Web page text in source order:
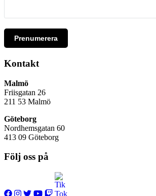
Prenumerera
Kontakt
Malmö
Friisgatan 26
211 53 Malmö
Göteborg
Nordhemsgatan 60
413 09 Göteborg
Följ oss på